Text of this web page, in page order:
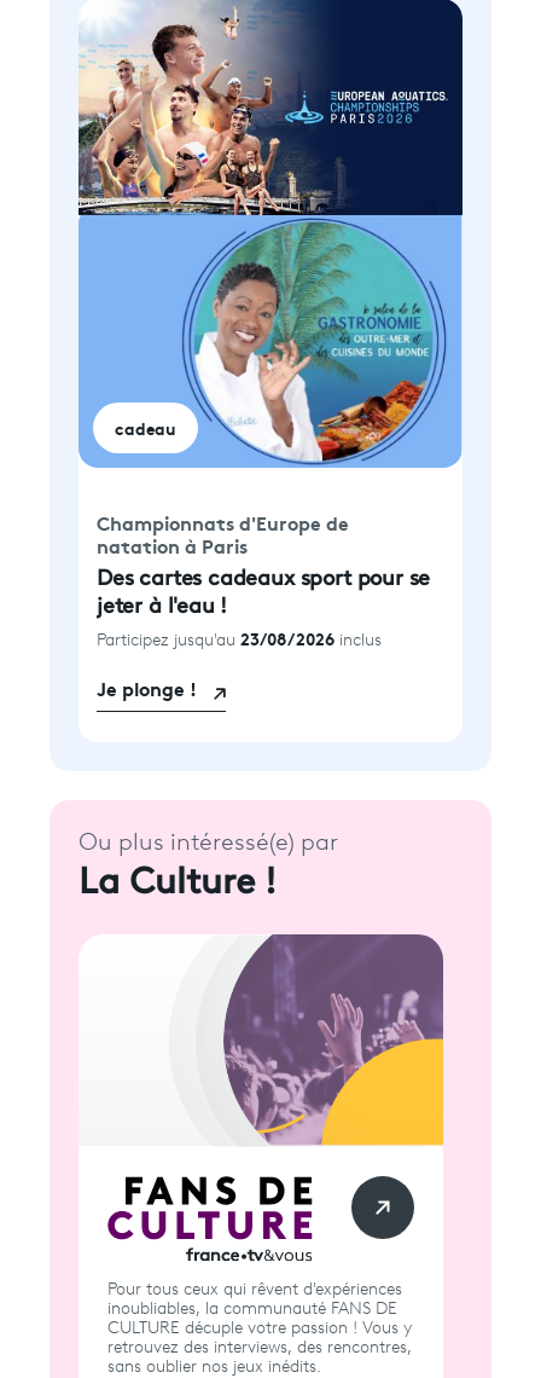
cadeau
Championnats d'Europe de
natation à Paris
Des cartes cadeaux sport pour se
jeter à l'eau !
Participez jusqu'au 23/08/2026 inclus
Je plonge !
Ou plus intéressé(e) par
La Culture !
Pour tous ceux qui rêvent d'expériences
inoubliables, la communauté FANS DE
CULTURE décuple votre passion ! Vous y
retrouvez des interviews, des rencontres,
sans oublier nos jeux inédits.